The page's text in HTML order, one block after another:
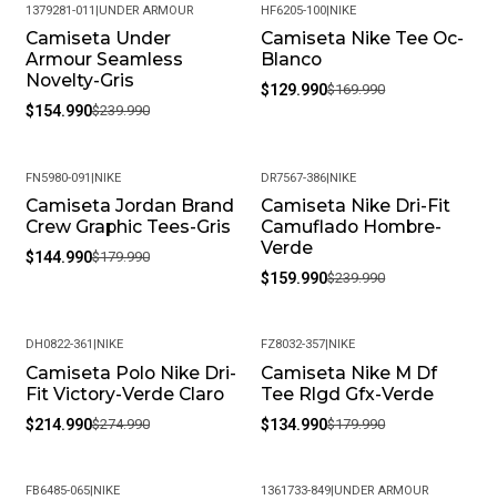
-35%
1379281-011 |UNDER ARMOUR
Camiseta Under
Armour Seamless
Novelty-Gris
$154.990$239.990
-24%
HF6205-100|NIKE
Camiseta Nike Tee Oc-
Blanco
$129.990$169.990
-19%
FN5980-091 |NIKE
Camiseta Jordan Brand
Crew Graphic Tees-Gris
$144.990$179.990
-33%
DR7567-386|NIKE
Camiseta Nike Dri-Fit
Camuflado Hombre-
Verde
$159.990$239.990
-22%
DH0822-361 NIKE
Camiseta Polo Nike Dri-
Fit Victory-Verde Claro
$214.990$274.990
-25%
FZ8032-357 NIKE
Camiseta Nike M Df
Tee Rlgd Gfx-Verde
$134.990$179.990
FB6485-065| NIKE 1361733-849 UNDER ARMOUR